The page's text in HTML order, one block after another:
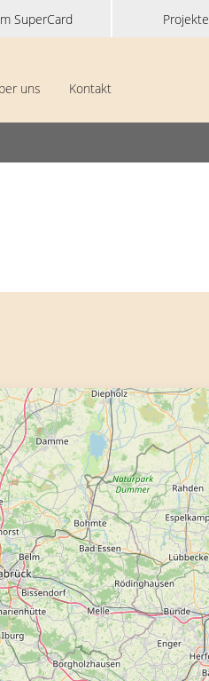
SuperCard
uns Kontakt